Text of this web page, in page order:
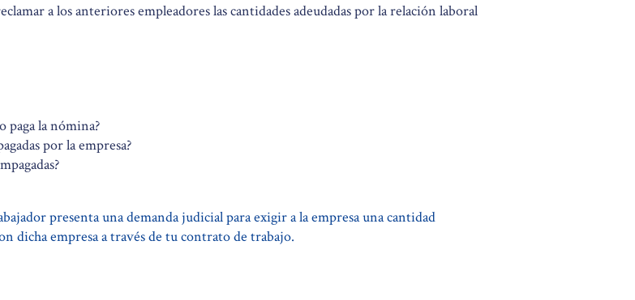
a los anteriores empleadores las cantidades adeudadas por la relación laboral
paga la nómina?
por la empresa?
presenta una demanda judicial para exigir a la empresa una cantidad
dicha empresa a través de tu contrato de trabajo.